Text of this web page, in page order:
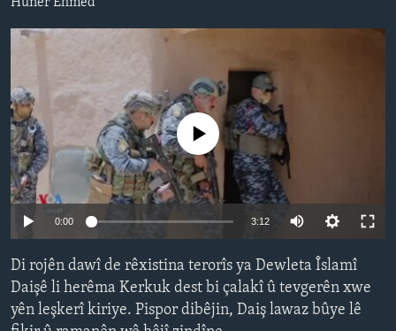
ÎRAQ
ÎRAN
CÎHAN
ÇAND Û HUNER
SERNIVÎS
SORANÎ
FOLLOW US
240p 360p
No media source currently available
0:00 3:12
480p
Di rojên dawî de rêxistina terorîs ya Dewleta Îslamî
Daişê li herêma Kerkuk dest bi çalakî û tevgerên xwe
yên leşkerî kiriye. Pispor dibêjin, Daiş lawaz bûye lê